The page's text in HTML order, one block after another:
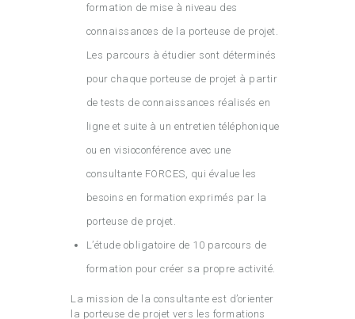
formation de mise à niveau des
connaissances de la porteuse de projet.
Les parcours à étudier sont déterminés
pour chaque porteuse de projet à partir
de tests de connaissances réalisés en
ligne et suite à un entretien téléphonique
ou en visioconférence avec une
consultante FORCES, qui évalue les
besoins en formation exprimés par la
porteuse de projet.
L’étude obligatoire de 10 parcours de
formation pour créer sa propre activité.
La mission de la consultante est d’orienter
la porteuse de projet vers les formations